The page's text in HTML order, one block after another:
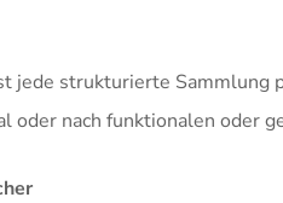
jede strukturierte Sammlung
oder nach funktionalen oder